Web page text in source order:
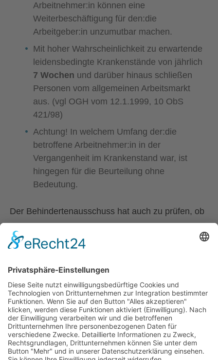
Arbeitnehmer:in können eine
Weiterbeschäftigung für den:die
Arbeitgeber:in unzumutbar machen.
Mit hoher Wahrscheinlichkeit zu erwartende
leidensbedingte Krankenstände von jährlich
7 Wochen und darüber hinaus schließen
Personen vom allgemeinen Arbeitsmarkt
aus. (vgl OGH vom 12.1.1999, 10 ObS
421/98)
Achtung! In welchem Umfang der:die
betroffene Arbeitnehmer:in in der
Vergangenheit im Krankenstand war, ist
hingegen für die Beurteilung ohne
Bedeutung.
Der Behindertenausschuss hat auch zu prüfen, ob
für den:die Arbeitnehmer:in ein geeigneter
Ersatzarbeitsplatzvorhanden ist, auf dem er:sie
Leistungsfähigkeit tätig werden könnte.
Stand: 9.12.2025